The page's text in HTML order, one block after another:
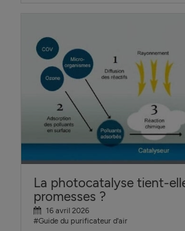
La photocatalyse tient-
promesses ?
16 avril 2026
#Guide du purificateur d'air